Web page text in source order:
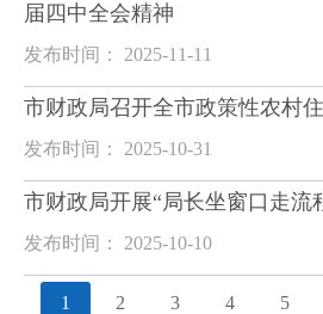
届四中全会精神
发布时间： 2025-11-11
市财政局召开全市政策性农村
发布时间： 2025-10-31
市财政局开展“局长坐窗口走流
发布时间： 2025-10-10
1 2 3 4 5